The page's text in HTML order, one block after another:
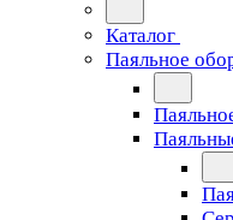
Каталог
Паяльное